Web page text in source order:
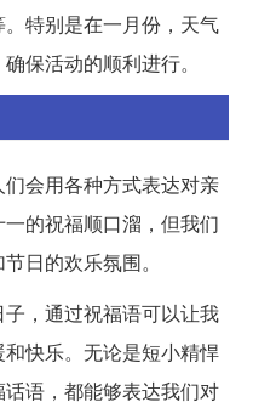
特别是在一月份，天气
保活动的顺利进行。
会用各种方式表达对亲
的祝福顺口溜，但我们
日的欢乐氛围。
，通过祝福语可以让我
快乐。无论是短小精悍
语，都能够表达我们对